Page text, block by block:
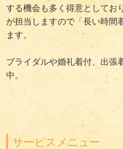
する機会も多く得意としてお
が担当しますので「長い時間
ます。
ブライダルや婚礼着付、出張
中。
サービスメニュー